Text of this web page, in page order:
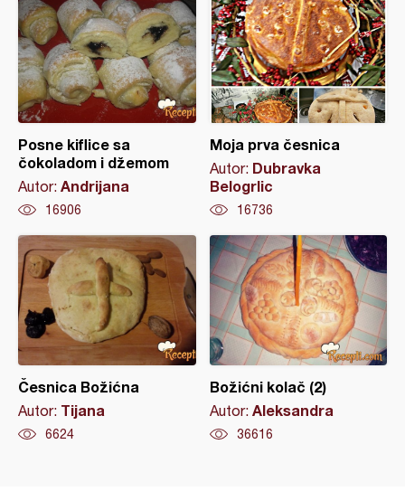
Posne kiflice sa
čokoladom i džemom
Autor: Andrijana
16906
Moja prva česnica
Autor: Dubravka
Belogrlic
16736
Česnica Božićna
Autor: Tijana
6624
Božićni kolač (2)
Autor: Aleksandra
36616